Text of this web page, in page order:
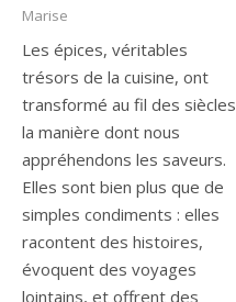
Marise
Les épices, véritables
trésors de la cuisine, ont
transformé au fil des siècles
la manière dont nous
appréhendons les saveurs.
Elles sont bien plus que de
simples condiments : elles
racontent des histoires,
évoquent des voyages
lointains, et offrent des